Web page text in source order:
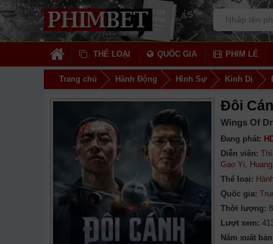
THỂ LOẠI QUỐC GIA PHIM LẺ
Trang chủ Hành Động Hình Sự Kinh Dị
Đôi
Wings Of
Đang phát:
Diễn viên:
Gao Yi,
Thể loại:
Quốc gia:
Thời lượng:
Lượt xem:
Năm xuất